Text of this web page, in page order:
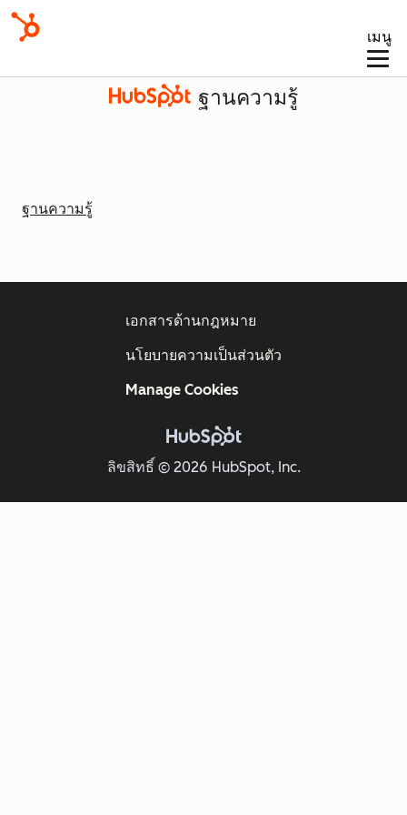
เมนู
ฐานความรู้
ฐานความรู้
ลิขสิทธิ์ © 2026 HubSpot, Inc.
เอกสารด้านกฎหมาย
นโยบายความเป็นส่วนตัว
Manage Cookies